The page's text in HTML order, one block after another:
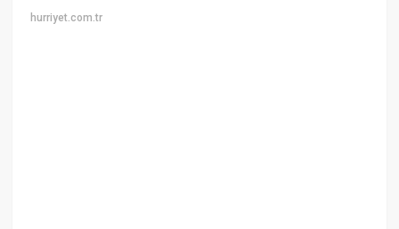
hurriyet.com.tr